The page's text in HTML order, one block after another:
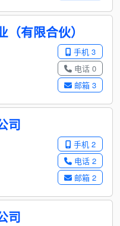
有限合伙）
手机 3
电话 0
邮箱 3
司
手机 2
电话 2
邮箱 2
司